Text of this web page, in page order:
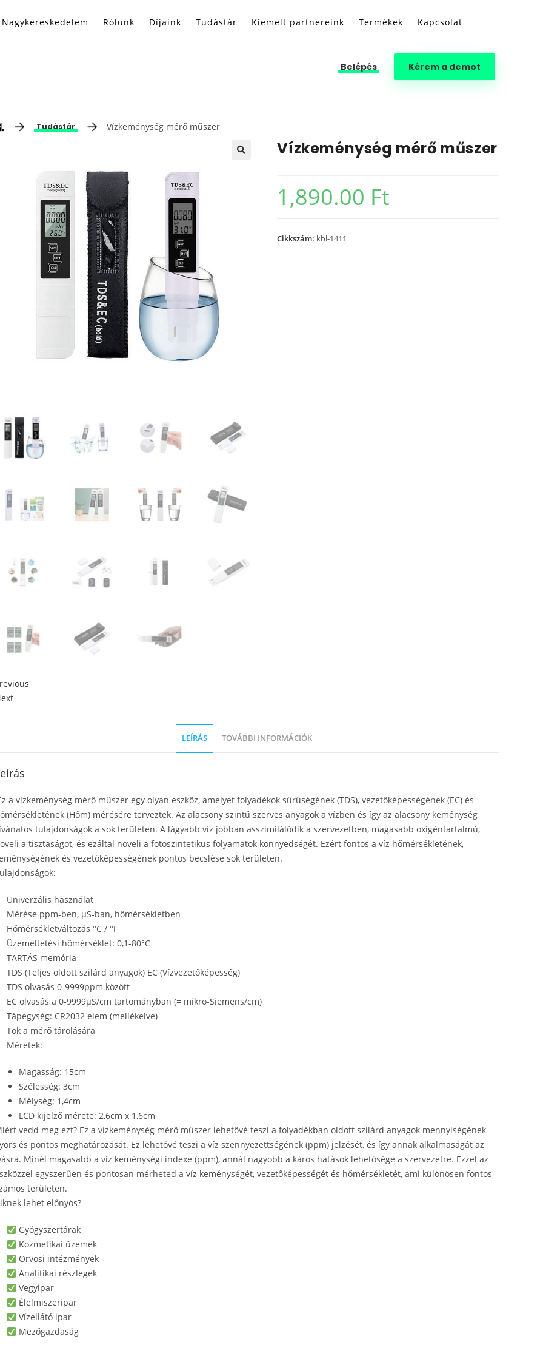
Nagykereskedelem Rólunk Díjaink Tudástár Kiemelt partnereink Termékek Kapcsolat
Belépés Kérem a demot
Tudástár Vízkeménység mérő műszer
Vízkeménység mérő műszer
1,890.00 Ft
Cikkszám: kbl-1411
LEÍRÁS TOVÁBBI INFORMÁCIÓK
a vízkeménység mérő műszer egy olyan eszköz, amelyet folyadékok sűrűségének (TDS), vezetőképességének (EC) és
(Hőm) mérésére terveztek. Az alacsony szintű szerves anyagok a vízben és így az alacsony keménység
tulajdonságok a sok területen. A lágyabb víz jobban asszimilálódik a szervezetben, magasabb oxigéntartalmú,
a tisztaságot, és ezáltal növeli a fotoszintetikus folyamatok könnyedségét. Ezért fontos a víz hőmérsékletének,
és vezetőképességének pontos becslése sok területen.
Univerzális használat
Mérése ppm-ben, µS-ban, hőmérsékletben
Hőmérsékletváltozás °C / °F
Üzemeltetési hőmérséklet: 0,1-80°C
TARTÁS memória
TDS (Teljes oldott szilárd anyagok) EC (Vízvezetőképesség)
TDS olvasás 0-9999ppm között
EC olvasás a 0-9999μS/cm tartományban (= mikro-Siemens/cm)
Tápegység: CR2032 elem (mellékelve)
Tok a mérő tárolására
Méretek:
Magasság: 15cm
Szélesség: 3cm
Mélység: 1,4cm
LCD kijelző mérete: 2,6cm x 1,6cm
vedd meg ezt? Ez a vízkeménység mérő műszer lehetővé teszi a folyadékban oldott szilárd anyagok mennyiségének
és pontos meghatározását. Ez lehetővé teszi a víz szennyezettségének (ppm) jelzését, és így annak alkalmaságát az
Minél magasabb a víz keménységi indexe (ppm), annál nagyobb a káros hatások lehetősége a szervezetre. Ezzel az
egyszerűen és pontosan mérheted a víz keménységét, vezetőképességét és hőmérsékletét, ami különösen fontos
területen.
lehet előnyös?
Gyógyszertárak
Kozmetikai üzemek
Orvosi intézmények
Analitikai részlegek
Vegyipar
Élelmiszeripar
Vízellátó ipar
Mezőgazdaság